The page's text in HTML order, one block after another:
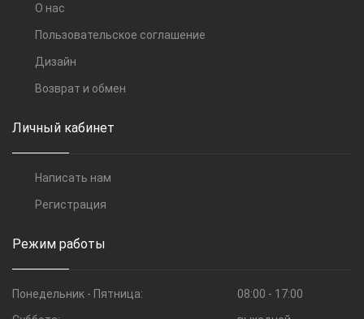
О нас
Пользовательское соглашение
Дизайн
Возврат и обмен
Личный кабинет
Написать нам
Регистрация
Режим работы
Понедельник - Пятница:
08:00 - 17:00